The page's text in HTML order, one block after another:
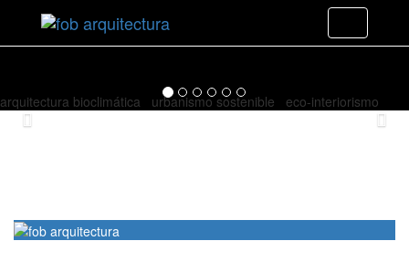
navigation
arquitectura bioclimática urbanismo sostenible eco-interiorismo
Previous